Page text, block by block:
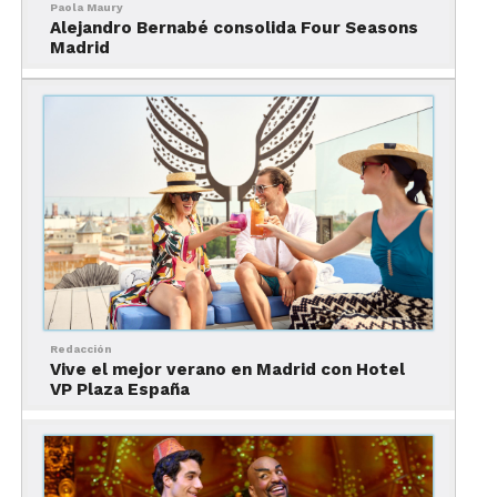
Vida nocturna en Madrid: platillo servido en El Tigre
Barrio de Las Letras
Para quien prefiera un ambiente un poco más
típico, elBarrio de Las Letras
intercambio como entre superestrellas, en ella
conviven desde el flamenco hasta el rock. Con
Paola Maury
Alejandro Bernabé consolida Four Seasons
Madrid
Redacción
Vive el mejor verano en Madrid con Hotel
VP Plaza España